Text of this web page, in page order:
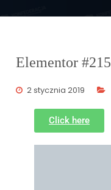
Elementor #215
2 stycznia 2019
Click here